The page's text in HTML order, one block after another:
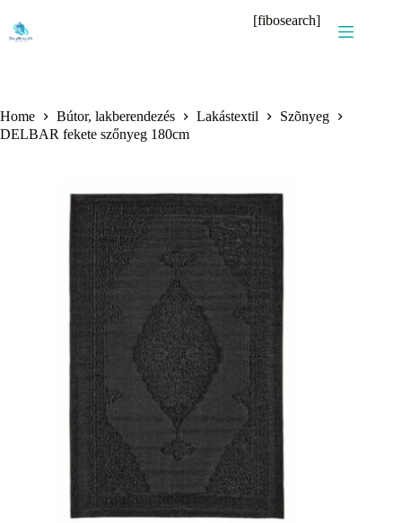
content
[fibosearch]
Home Bútor, lakberendezés Lakástextil
Szõnyeg
DELBAR fekete szőnyeg 180cm